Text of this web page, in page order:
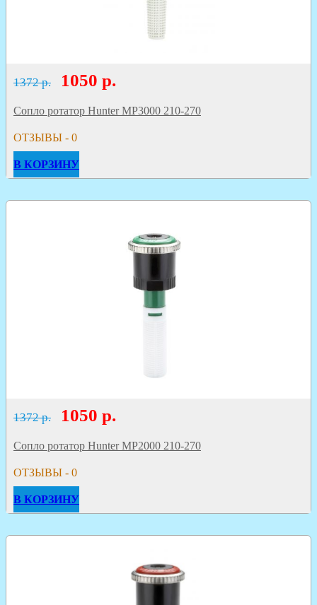
1372 р. 1050 р.
Сопло ротатор Hunter МР3000 210-270
ОТЗЫВЫ - 0
В КОРЗИНУ
1372 р. 1050 р.
Сопло ротатор Hunter MP2000 210-270
ОТЗЫВЫ - 0
В КОРЗИНУ